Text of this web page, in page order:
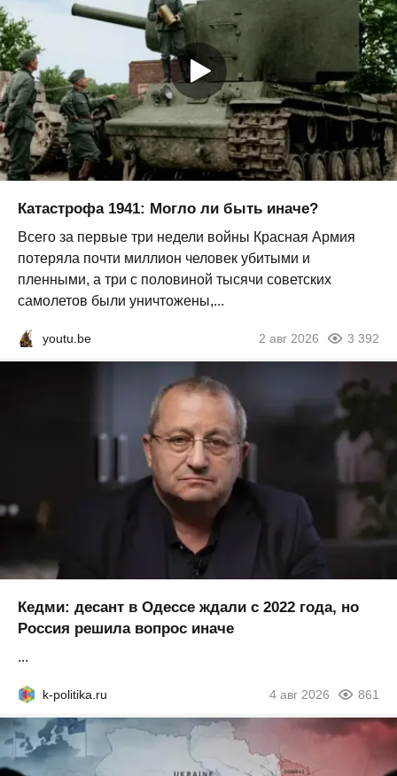
Катастрофа 1941: Могло ли быть иначе?
Всего за первые три недели войны Красная Армия
потеряла почти миллион человек убитыми и
пленными, а три с половиной тысячи советских
самолетов были уничтожены,...
youtu.be 2 авг 2026 3 392
Кедми: десант в Одессе ждали с 2022 года, но
Россия решила вопрос иначе
...
k-politika.ru 4 авг 2026 861